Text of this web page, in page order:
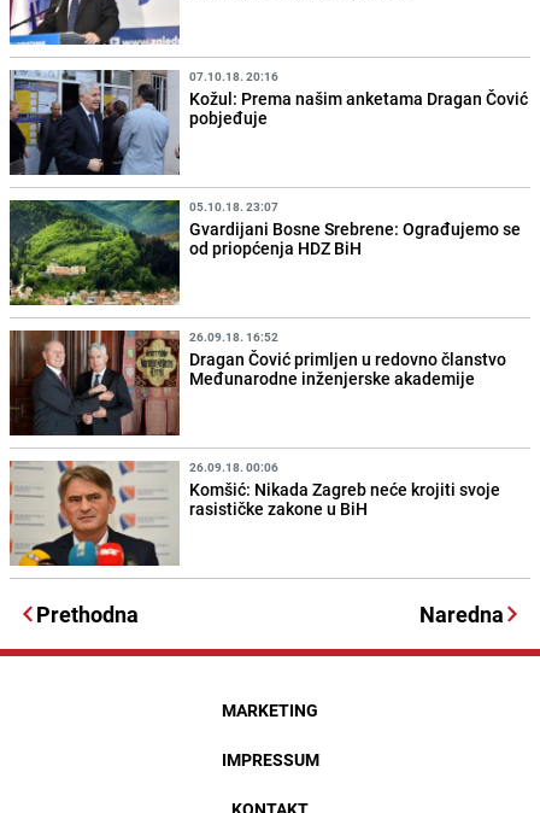
07.10.18. 20:16
Kožul: Prema našim anketama Dragan Čović
pobjeđuje
05.10.18. 23:07
Gvardijani Bosne Srebrene: Ograđujemo se
od priopćenja HDZ BiH
26.09.18. 16:52
Dragan Čović primljen u redovno članstvo
Međunarodne inženjerske akademije
26.09.18. 00:06
Komšić: Nikada Zagreb neće krojiti svoje
rasističke zakone u BiH
Prethodna Naredna
MARKETING
IMPRESSUM